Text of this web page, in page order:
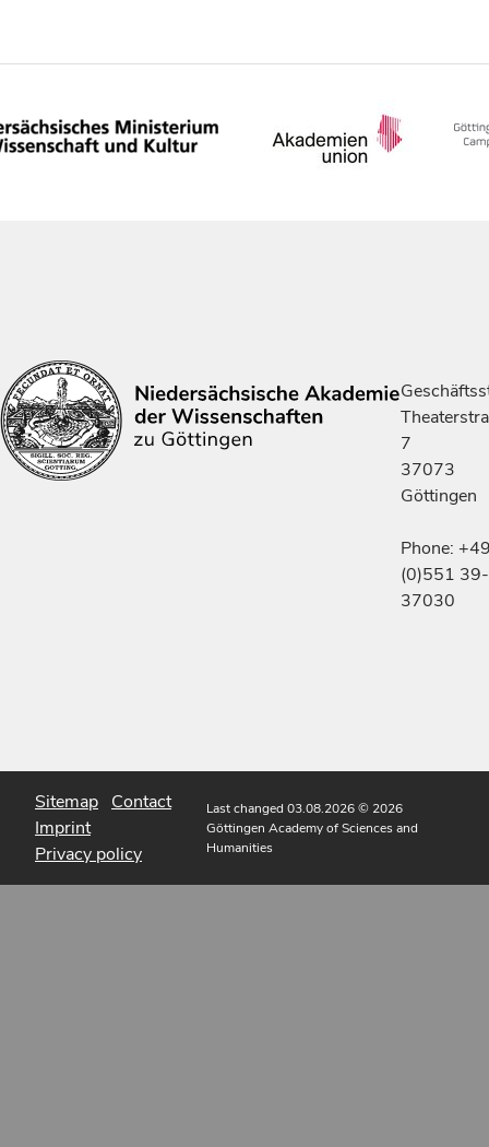
7
37073
Göttingen
Phone:
(0)551 39-
37030
Sitemap Contact
Imprint
Privacy policy
Last changed 03.08.2026© 2026
Göttingen Academy of Sciences and
Humanities